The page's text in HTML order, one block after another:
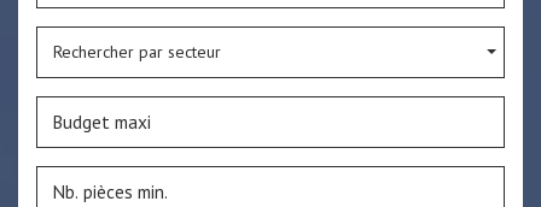
Rechercher par secteur